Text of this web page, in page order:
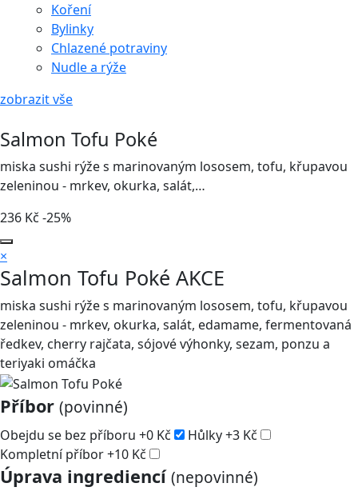
Koření
Bylinky
Chlazené potraviny
Nudle a rýže
zobrazit vše
Salmon Tofu Poké
miska sushi rýže s marinovaným lososem, tofu, křupavou
zeleninou - mrkev, okurka, salát,…
236 Kč -25%
×
Salmon Tofu Poké AKCE
miska sushi rýže s marinovaným lososem, tofu, křupavou
zeleninou - mrkev, okurka, salát, edamame, fermentovaná
ředkev, cherry rajčata, sójové výhonky, sezam, ponzu a
teriyaki omáčka
Příbor (povinné)
Obejdu se bez příboru +0 Kč Hůlky+3 Kč
Kompletní příbor+10 Kč
Úprava ingrediencí (nepovinné)